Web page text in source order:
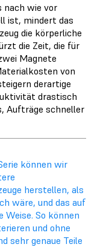
nach wie vor
ist, mindert das
die körperliche
die Zeit, die für
Magnete
von
derartige
drastisch
Aufträge schneller
können wir
herstellen, als
wäre, und das auf
Weise. So können
und ohne
sehr genaue Teile